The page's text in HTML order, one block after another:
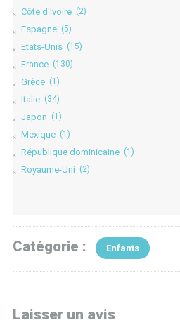
Côte d'Ivoire (2)
Espagne (5)
Etats-Unis (15)
France (130)
Grèce (1)
Italie (34)
Japon (1)
Mexique (1)
République dominicaine (1)
Royaume-Uni (2)
Catégorie : Enfants
Laisser un avis